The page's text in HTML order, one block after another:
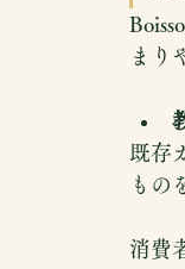
まり
既存
もの
消費